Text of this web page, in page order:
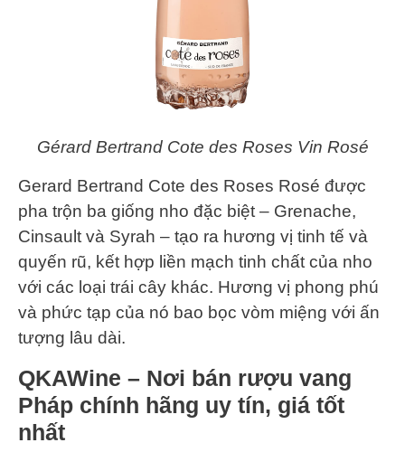
Gérard Bertrand Cote des Roses Vin Rosé
Gerard Bertrand Cote des Roses Rosé được
pha trộn ba giống nho đặc biệt – Grenache,
Cinsault và Syrah – tạo ra hương vị tinh tế và
quyến rũ, kết hợp liền mạch tinh chất của nho
với các loại trái cây khác. Hương vị phong phú
và phức tạp của nó bao bọc vòm miệng với ấn
tượng lâu dài.
QKAWine – Nơi bán rượu vang
Pháp chính hãng uy tín, giá tốt
nhất